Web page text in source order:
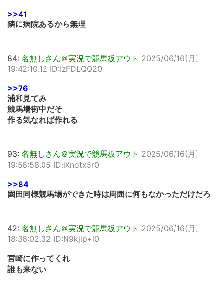
>>41
隣に病院あるから無理
84: 名無しさん＠実況で競馬板アウト 2025/06/16(月)
19:42:10.12 ID:IzFDLQQ20
>>76
浦和見てみ
競馬場街中だそ
作る気なれば作れる
93: 名無しさん＠実況で競馬板アウト 2025/06/16(月)
19:56:58.05 ID:iXnotx5r0
>>84
園田同様競馬場ができた時は周囲に何もなかっただけだろ
42: 名無しさん＠実況で競馬板アウト 2025/06/16(月)
18:36:02.32 ID:N9kjip+l0
宮崎に作ってくれ
誰も来ない